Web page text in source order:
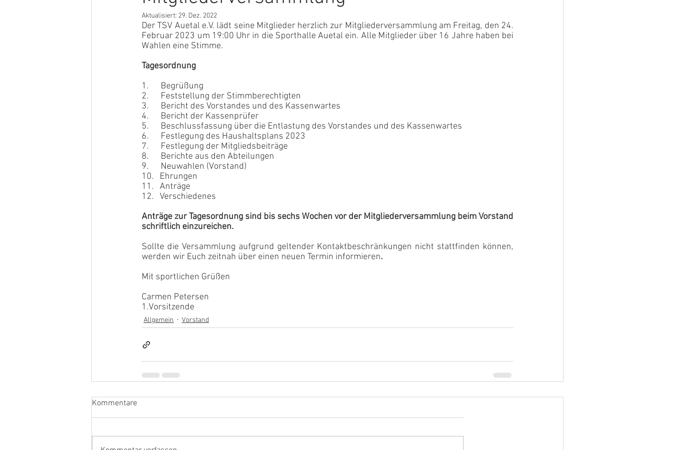
Aktualisiert: 29. Dez. 2022
Der TSV Auetal e.V. lädt seine Mitglieder herzlich zur Mitgliederversammlung am Freitag, den 24.
Februar 2023 um 19:00 Uhr in die Sporthalle Auetal ein. Alle Mitglieder über 16 Jahre haben bei
Wahlen eine Stimme.
Tagesordnung
1.      Begrüßung
2.      Feststellung der Stimmberechtigten
3.      Bericht des Vorstandes und des Kassenwartes
4.      Bericht der Kassenprüfer
5.      Beschlussfassung über die Entlastung des Vorstandes und des Kassenwartes
6.      Festlegung des Haushaltsplans 2023
7.      Festlegung der Mitgliedsbeiträge
8.      Berichte aus den Abteilungen
9.      Neuwahlen (Vorstand)
10.   Ehrungen
11.   Anträge
12.   Verschiedenes
Anträge zur Tagesordnung sind bis sechs Wochen vor der Mitgliederversammlung beim Vorstand
schriftlich einzureichen.
Sollte die Versammlung aufgrund geltender Kontaktbeschränkungen nicht stattfinden können,
werden wir Euch zeitnah über einen neuen Termin informieren.
Mit sportlichen Grüßen
Carmen Petersen
1.Vorsitzende
Allgemein Vorstand
Kommentare